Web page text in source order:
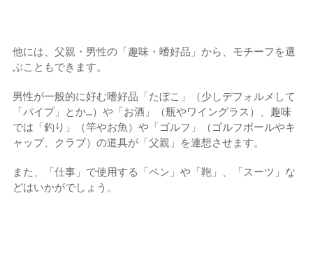
他には、父親・男性の「趣味・嗜好品」から、モチーフを選
ぶこともできます。
男性が一般的に好む嗜好品「たぼこ」（少しデフォルメして
「パイプ」とか…）や「お酒」（瓶やワイングラス）、趣味
では「釣り」（竿やお魚）や「ゴルフ」（ゴルフボールやキ
ャップ、クラブ）の道具が「父親」を連想させます。
また、「仕事」で使用する「ペン」や「鞄」、「スーツ」な
どはいかがでしょう。